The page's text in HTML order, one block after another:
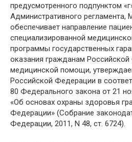
предусмотренного подпунктом
Административного регламента,
обеспечивает направление
специализированной
программы государственных
оказания гражданам
медицинской помощи,
Российской Федерации в
80 Федерального закона от 21
«Об основах охраны здоровья
Федерации» (Собрание
Федерации, 2011, N 48, ст. 6724).